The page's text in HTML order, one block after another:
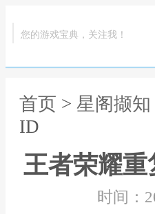
您的游戏宝典，关注我！
首页 > 星阁撷知
ID
王者荣耀
时间：